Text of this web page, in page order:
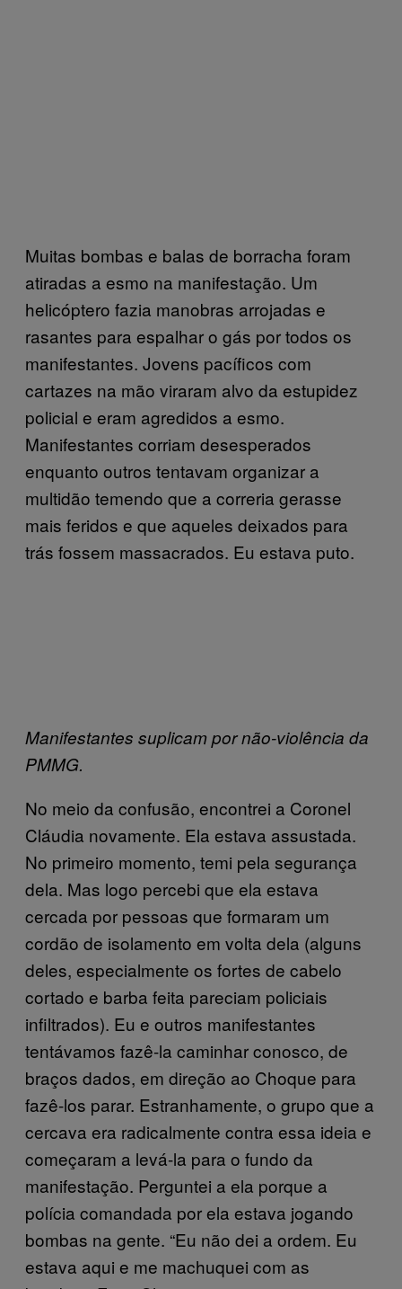
Muitas bombas e balas de borracha foram
atiradas a esmo na manifestação. Um
helicóptero fazia manobras arrojadas e
rasantes para espalhar o gás por todos os
manifestantes. Jovens pacíficos com
cartazes na mão viraram alvo da estupidez
policial e eram agredidos a esmo.
Manifestantes corriam desesperados
enquanto outros tentavam organizar a
multidão temendo que a correria gerasse
mais feridos e que aqueles deixados para
trás fossem massacrados. Eu estava puto.
Manifestantes suplicam por não-violência da
PMMG.
No meio da confusão, encontrei a Coronel
Cláudia novamente. Ela estava assustada.
No primeiro momento, temi pela segurança
dela. Mas logo percebi que ela estava
cercada por pessoas que formaram um
cordão de isolamento em volta dela (alguns
deles, especialmente os fortes de cabelo
cortado e barba feita pareciam policiais
infiltrados). Eu e outros manifestantes
tentávamos fazê-la caminhar conosco, de
braços dados, em direção ao Choque para
fazê-los parar. Estranhamente, o grupo que a
cercava era radicalmente contra essa ideia e
começaram a levá-la para o fundo da
manifestação. Perguntei a ela porque a
polícia comandada por ela estava jogando
bombas na gente. “Eu não dei a ordem. Eu
estava aqui e me machuquei com as